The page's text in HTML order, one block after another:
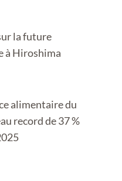
la future
à Hiroshima
alimentaire du
record de 37 %